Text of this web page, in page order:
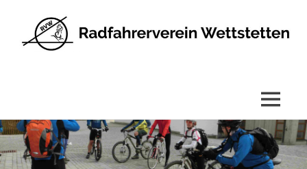
Zum
Inhalt
springen
MENÜ